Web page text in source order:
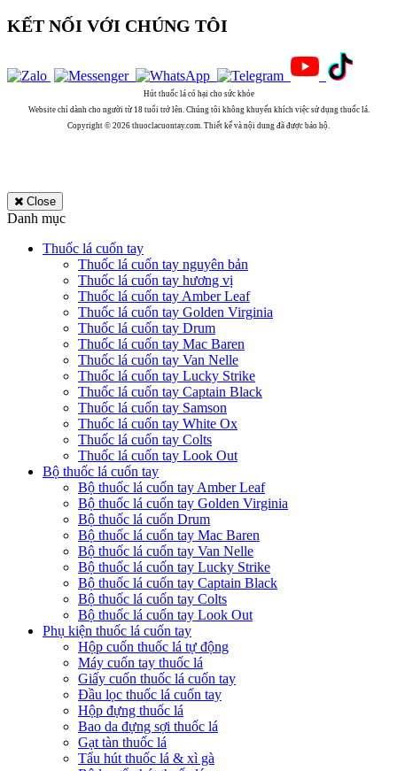
KẾT NỐI VỚI CHÚNG TÔI
Hút thuốc lá có hại cho sức khỏe
Website chỉ dành cho người từ 18 tuổi trở lên. Chúng tôi không khuyến khích việc sử dụng thuốc lá.
Copyright © 2026 thuoclacuontay.com. Thiết kế và nội dung đã được bảo hộ.
Close
Danh mục
Thuốc lá cuốn tay
Thuốc lá cuốn tay nguyên bản
Thuốc lá cuốn tay hương vị
Thuốc lá cuốn tay Amber Leaf
Thuốc lá cuốn tay Golden Virginia
Thuốc lá cuốn tay Drum
Thuốc lá cuốn tay Mac Baren
Thuốc lá cuốn tay Van Nelle
Thuốc lá cuốn tay Lucky Strike
Thuốc lá cuốn tay Captain Black
Thuốc lá cuốn tay Samson
Thuốc lá cuốn tay White Ox
Thuốc lá cuốn tay Colts
Thuốc lá cuốn tay Look Out
Bộ thuốc lá cuốn tay
Bộ thuốc lá cuốn tay Amber Leaf
Bộ thuốc lá cuốn tay Golden Virginia
Bộ thuốc lá cuốn Drum
Bộ thuốc lá cuốn tay Mac Baren
Bộ thuốc lá cuốn tay Van Nelle
Bộ thuốc lá cuốn tay Lucky Strike
Bộ thuốc lá cuốn tay Captain Black
Bộ thuốc lá cuốn tay Colts
Bộ thuốc lá cuốn tay Look Out
Phụ kiện thuốc lá cuốn tay
Hộp cuốn thuốc lá tự động
Máy cuốn tay thuốc lá
Giấy cuốn thuốc lá cuốn tay
Đầu lọc thuốc lá cuốn tay
Hộp đựng thuốc lá
Bao da đựng sợi thuốc lá
Gạt tàn thuốc lá
Tẩu hút thuốc lá & xì gà